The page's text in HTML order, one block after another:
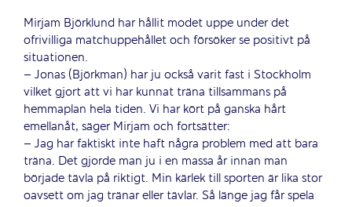
Mirjam Björklund har hållit modet uppe under det
ofrivilliga matchuppehållet och försöker se positivt på
situationen.
– Jonas (Björkman) har ju också varit fast i Stockholm
vilket gjort att vi har kunnat träna tillsammans på
hemmaplan hela tiden. Vi har kört på ganska hårt
emellanåt, säger Mirjam och fortsätter:
– Jag har faktiskt inte haft några problem med att bara
träna. Det gjorde man ju i en massa år innan man
började tävla på riktigt. Min kärlek till sporten är lika stor
oavsett om jag tränar eller tävlar. Så länge jag får spela